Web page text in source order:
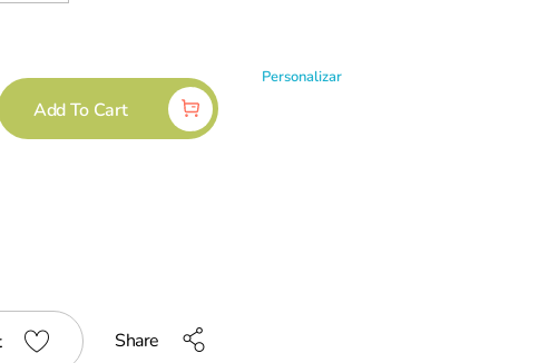
Add To Cart
Personalizar
Share